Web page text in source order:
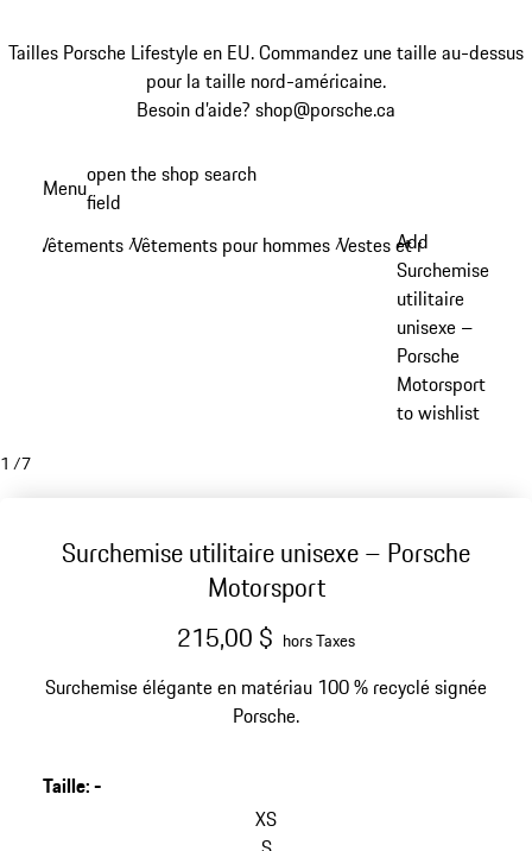
Tailles Porsche Lifestyle en EU. Commandez une taille au-dessus
pour la taille nord-américaine.
Besoin d’aide? shop@porsche.ca
principal
Menuopen the shop search
field
Vêtements /Vêtements pour hommes /Vestes et manteaux -
Add
Surchemise
utilitaire
unisexe –
Porsche
Motorsport
to wishlist
1 /7
Surchemise utilitaire unisexe – Porsche
Motorsport
215,00 $ hors Taxes
Surchemise élégante en matériau 100 % recyclé signée
Porsche.
Taille:-
XS